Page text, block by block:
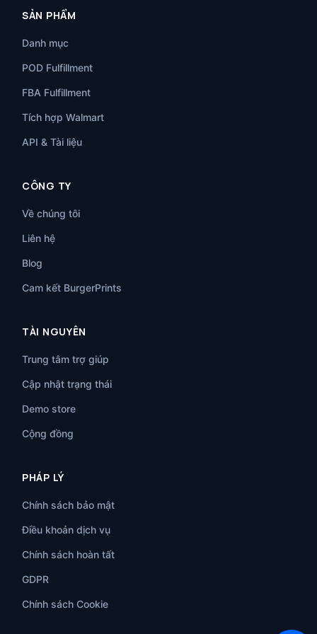
SẢN PHẨM
Danh mục
POD Fulfillment
FBA Fulfillment
Tích hợp Walmart
API & Tài liệu
CÔNG TY
Về chúng tôi
Liên hệ
Blog
Cam kết BurgerPrints
TÀI NGUYÊN
Trung tâm trợ giúp
Cập nhật trạng thái
Demo store
Cộng đồng
PHÁP LÝ
Chính sách bảo mật
Điều khoản dịch vụ
Chính sách hoàn tất
GDPR
Chính sách Cookie